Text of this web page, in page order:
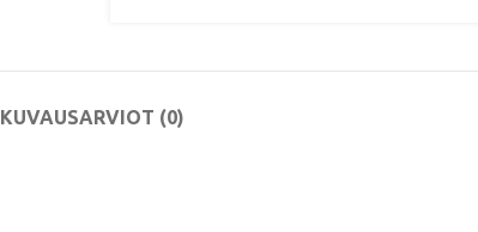
KUVAUSARVIOT (0)